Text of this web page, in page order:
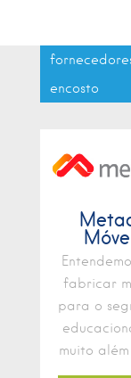
encosto
fabricar
para o
muito além